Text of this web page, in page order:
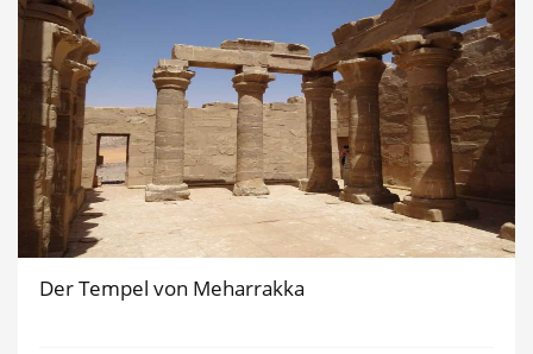
Der Tempel von Meharrakka